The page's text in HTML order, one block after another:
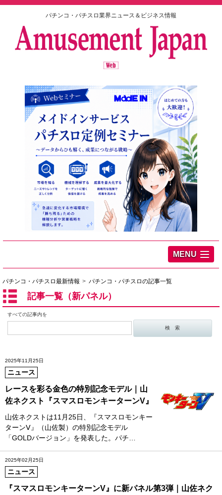
パチンコ・パチスロ業界ニュース＆ビジネス情報
MENU
パチンコ・パチスロ最新情報 パチンコ・パチスロの記事一覧
記事一覧（新パネル）
すべての記事内を
2025年11月25日
ニュース
レースを彩る金色の特別記念モデル｜山
佐ネクスト『スマスロモンキーターンV』
山佐ネクストは11月25日、『スマスロモンキー
ターンⅤ』（山佐製）の特別記念モデル
「GOLDバージョン」を発表した。パチ…
2025年02月25日
ニュース
『スマスロモンキーターンV』に新パネル第3弾｜山佐ネク